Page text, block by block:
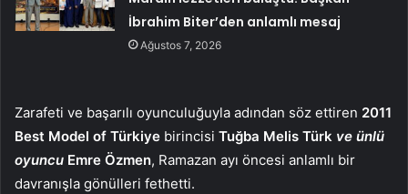
İbrahim Biter’den anlamlı mesaj
Ağustos 7, 2026
Zarafeti ve başarılı oyunculuğuyla adından söz ettiren 2011
Best Model of Türkiye birincisi Tuğba Melis Türk ve ünlü
oyuncu Emre Özmen, Ramazan ayı öncesi anlamlı bir
davranışla gönülleri fethetti.